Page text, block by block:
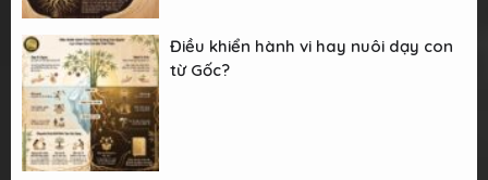
Điều khiển hành vi hay nuôi dạy con
từ Gốc?